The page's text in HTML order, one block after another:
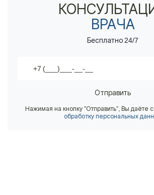
ООО «Медицинская компания «Наркологический
г. Беломорск, ул. Мерецкова, 6
ВРАЧА
Бесплатно 24/7
Отправить
Нажимая на кнопку ”Отправить”, Вы даёте
обработку персональных